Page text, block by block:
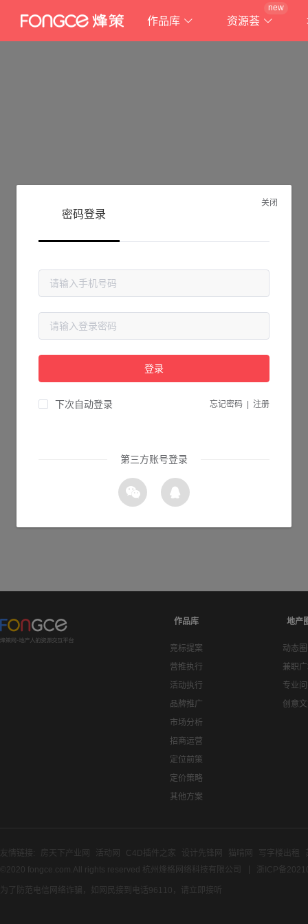
作品库 资源荟
new
抱歉!
请检查您输入的网址是否正确，或点击下面的按钮返回首页。
作品库
竞标提案
营推执行
活动执行
品牌推广
市场分析
招商运营
定位前策
定价策略
其他方案
地产
动态
兼职
专业
创意
友情链接: 房天下产业网 活动网 C4D插件之家 设计先锋网 猫啃网 写字楼出租
©2020 fongce.com.All rights reserved 杭州烽格网络科技有限公司
浙ICP备
为了防范电信网络诈骗，如网民接到电话96110，请立即接听
关闭
密码登录
登录
下次自动登录 忘记密码 注册
第三方账号登录